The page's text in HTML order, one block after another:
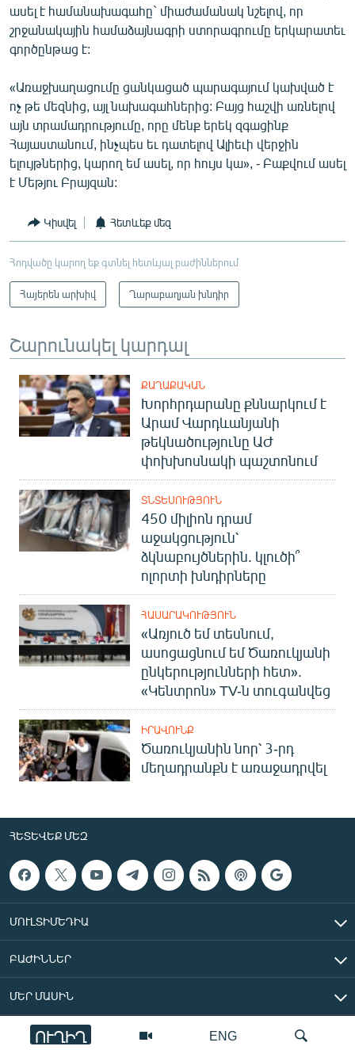
ENG
ՈՒՂԻՂ
ասել է համանախագահը` միաժամանակ նշելով, որ
շրջանակային համաձայնագրի ստորագրումը երկարատեւ
գործընթաց է:
«Առաջխաղացումը ցանկացած պարագայում կախված է
ոչ թե մեզնից, այլ նախագահներից: Բայց հաշվի առնելով
այն տրամադրությումը, որը մենք երեկ զգացինք
Հայաստանում, ինչպես եւ դատելով Ալիեւի վերջին
ելույթներից, կարող եմ ասել, որ հույս կա», - Բաքվում ասել
է Մեթյու Բրայզան:
Կիսվել Հետևեք մեզ
Հոդվածը կարող եք գտնել հետևյալ բաժիններում
Հայերեն արխիվ Ղարաբաղյան խնդիր
Շարունակել կարդալ
ՔԱՂԱՔԱԿԱՆ
Խորհրդարանը քննարկում է
Արամ Վարդևանյանի
թեկնածությունը ԱԺ
փոխխոսնակի պաշտոնում
ՏՆՏԵՍՈՒԹՅՈՒՆ
450 միլիոն դրամ
աջակցություն՝
ձկնաբույծներին. կլուծի՞
ոլորտի խնդիրները
ՀԱՍԱՐԱԿՈՒԹՅՈՒՆ
«Առյուծ եմ տեսնում,
ասոցացնում եմ Ծառուկյանի
ընկերությունների հետ».
«Կենտրոն» TV-ն տուգանվեց
ԻՐԱՎՈՒՆՔ
Ծառուկյանին նոր՝ 3-րդ
մեղադրանքն է առաջադրվել
ՀԵՏԵՎԵՔ ՄԵԶ
ՄՈՒԼՏԻՄԵԴԻԱ
ԲԱԺԻՆՆԵՐ
ՄԵՐ ՄԱՍԻՆ
«Ազատ Եվրոպա/Ազատություն» ռադիոկայան © 2026